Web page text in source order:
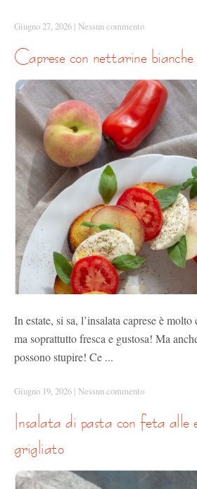
Giugno 27, 2026 | Nessun commento
caprese con nettarine bianche
In estate, si sa, l’insalata caprese è
ma soprattutto fresca e gustosa! Ma
possono stupire! Ce ...
Giugno 19, 2026 | Nessun commento
grigliato